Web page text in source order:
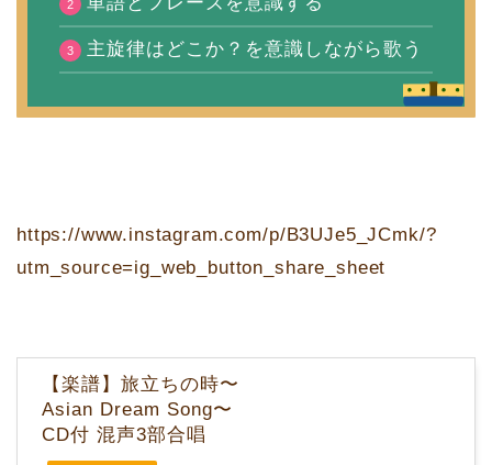
主旋律はどこか？を意識しながら歌う
https://www.instagram.com/p/B3UJe5_JCmk/?
utm_source=ig_web_button_share_sheet
【楽譜】旅立ちの時〜
Asian Dream Song〜
CD付 混声3部合唱